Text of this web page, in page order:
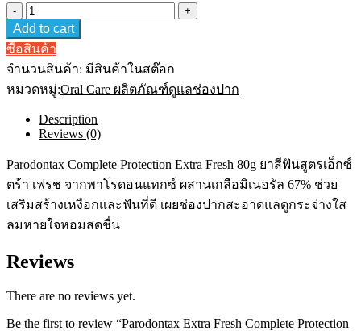
Parodontax
Extra
Fresh
Complete
Protection
80
g
โร
ดอน
คอมพลีท
โพ
ร
เท
ขนาด
กรัม
Add to cart
ซื้อสินค้า
จำนวนสินค้า: มีสินค้าในสต๊อก
หมวดหมู่:Oral Care ผลิตภัณฑ์ดูแลช่องปาก
Description
Reviews (0)
Parodontax Complete Protection Extra Fresh 80g ยาสีฟันสูตรเอ็กซ์
ตร้า เฟรช จากพาโรดอนแทกซ์ ผสานเกลือมิเนอรัล 67% ช่วย
เสริมสร้างเหงือกและฟันที่ดี เผยช่องปากสะอาดแลดูกระจ่างใส
ลมหายใจหอมสดชื่น
Reviews
There are no reviews yet.
Be the first to review “Parodontax Extra Fresh Complete Protection